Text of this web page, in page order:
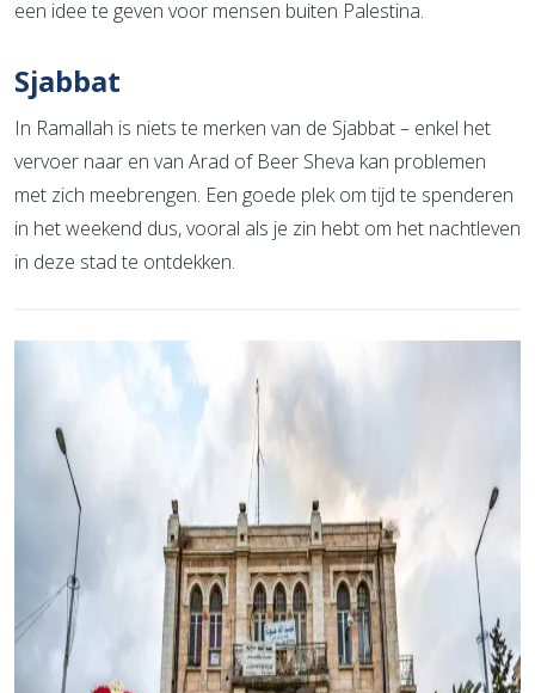
een idee te geven voor mensen buiten Palestina.
Sjabbat
In Ramallah is niets te merken van de Sjabbat – enkel het
vervoer naar en van Arad of Beer Sheva kan problemen
met zich meebrengen. Een goede plek om tijd te spenderen
in het weekend dus, vooral als je zin hebt om het nachtleven
in deze stad te ontdekken.